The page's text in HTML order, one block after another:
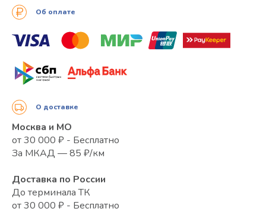
Об оплате
О доставке
Москва и МО
от 30 000 ₽ - Бесплатно
За МКАД — 85 ₽/км
Доставка по России
До терминала ТК
от 30 000 ₽ - Бесплатно